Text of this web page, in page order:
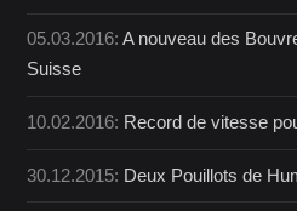
05.03.2016:A nouveau des
Suisse
10.02.2016: Record de vitesse
30.12.2015: Deux Pouillots de